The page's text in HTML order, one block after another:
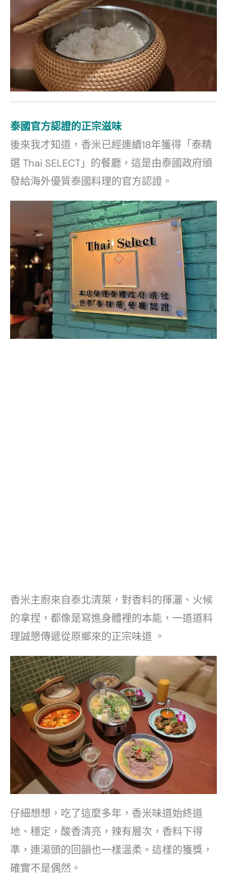
泰國官方認證的正宗滋味
後來我才知道，香米已經連續18年獲得「泰精
選 Thai SELECT」的餐廳，這是由泰國政府頒
發給海外優質泰國料理的官方認證。
香米主廚來自泰北清萊，對香料的揮灑、火候
的拿捏，都像是寫進身體裡的本能，一道道料
理誠懇傳遞從原鄉來的正宗味道 。
仔細想想，吃了這麼多年，香米味道始終道
地、穩定，酸香清亮，辣有層次，香料下得
準，連湯頭的回韻也一樣溫柔。這樣的獲獎，
確實不是偶然。